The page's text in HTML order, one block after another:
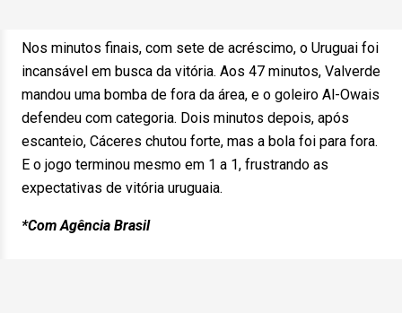
Nos minutos finais, com sete de acréscimo, o Uruguai foi
incansável em busca da vitória. Aos 47 minutos, Valverde
mandou uma bomba de fora da área, e o goleiro Al-Owais
defendeu com categoria. Dois minutos depois, após
escanteio, Cáceres chutou forte, mas a bola foi para fora.
E o jogo terminou mesmo em 1 a 1, frustrando as
expectativas de vitória uruguaia.
*Com Agência Brasil